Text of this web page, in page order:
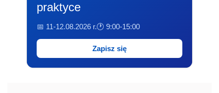
praktyce
📅 11-12.08.2026 r.🕐 9:00-15:00
Zapisz się